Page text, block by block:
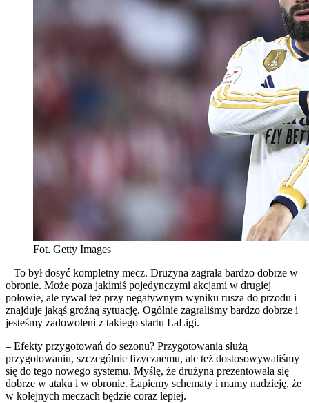
Fot. Getty Images
– To był dosyć kompletny mecz. Drużyna zagrała bardzo dobrze w
obronie. Może poza jakimiś pojedynczymi akcjami w drugiej
połowie, ale rywal też przy negatywnym wyniku rusza do przodu i
znajduje jakąś groźną sytuację. Ogólnie zagraliśmy bardzo dobrze i
jesteśmy zadowoleni z takiego startu LaLigi.
– Efekty przygotowań do sezonu? Przygotowania służą
przygotowaniu, szczególnie fizycznemu, ale też dostosowywaliśmy
się do tego nowego systemu. Myślę, że drużyna prezentowała się
dobrze w ataku i w obronie. Łapiemy schematy i mamy nadzieję, że
w kolejnych meczach będzie coraz lepiej.